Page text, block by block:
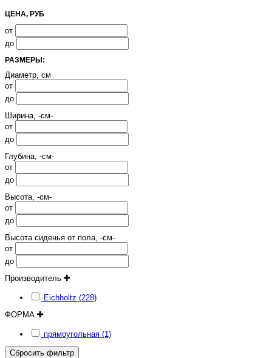
ЦЕНА, РУБ
от
до
РАЗМЕРЫ:
Диаметр, см
от
до
Ширина, -см-
от
до
Глубина, -см-
от
до
Высота, -см-
от
до
Высота сиденья от пола, -см-
от
до
Производитель
Eichholtz (228)
ФОРМА
прямоугольная (1)
Сбросить фильтр